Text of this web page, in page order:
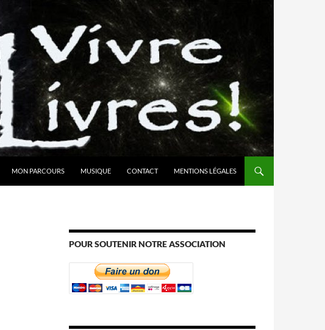
MON PARCOURS MUSIQUE CONTACT MENTIONS LÉGALES
POUR SOUTENIR NOTRE ASSOCIATION